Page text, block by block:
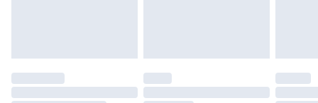
Schuhe dürfen nur in Innenräumen anprobiert
worden sein. Artikel aus dem Homeware-Bereich,
einschließlich Bettwäsche, Matratzen, Toppern